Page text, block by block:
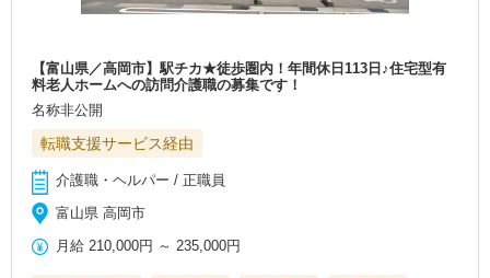
【富山県／高岡市】駅チカ★徒歩圏内！年間休日113日♪住宅型有
料老人ホームへの訪問介護職の募集です！
名称非公開
転職支援サービス経由
介護職・ヘルパー / 正職員
富山県 高岡市
月給 210,000円 ～ 235,000円